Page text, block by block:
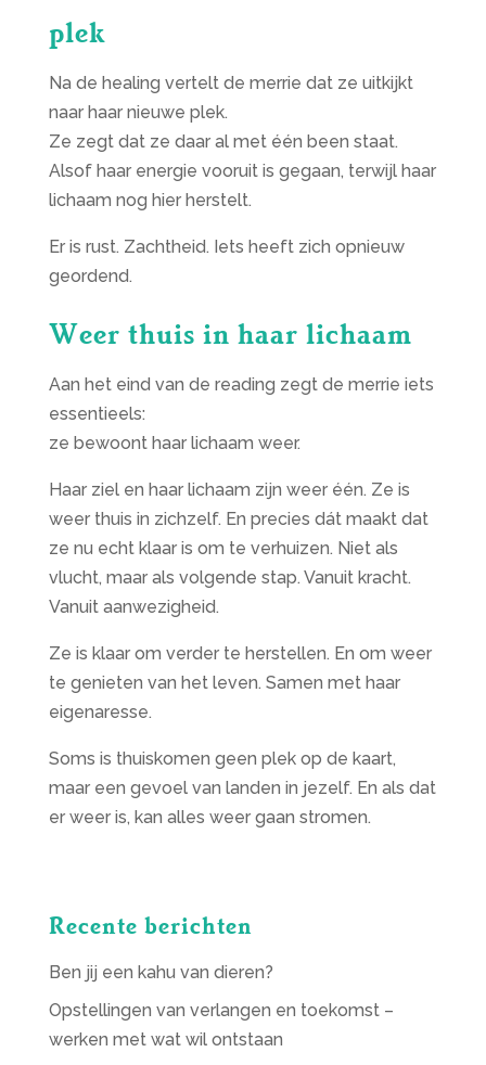
plek
Na de healing vertelt de merrie dat ze uitkijkt
naar haar nieuwe plek.
Ze zegt dat ze daar al met één been staat.
Alsof haar energie vooruit is gegaan, terwijl haar
lichaam nog hier herstelt.
Er is rust. Zachtheid. Iets heeft zich opnieuw
geordend.
Weer thuis in haar lichaam
Aan het eind van de reading zegt de merrie iets
essentieels:
ze bewoont haar lichaam weer.
Haar ziel en haar lichaam zijn weer één. Ze is
weer thuis in zichzelf. En precies dát maakt dat
ze nu echt klaar is om te verhuizen. Niet als
vlucht, maar als volgende stap. Vanuit kracht.
Vanuit aanwezigheid.
Ze is klaar om verder te herstellen. En om weer
te genieten van het leven. Samen met haar
eigenaresse.
Soms is thuiskomen geen plek op de kaart,
maar een gevoel van landen in jezelf. En als dat
er weer is, kan alles weer gaan stromen.
Recente berichten
Ben jij een kahu van dieren?
Opstellingen van verlangen en toekomst –
werken met wat wil ontstaan